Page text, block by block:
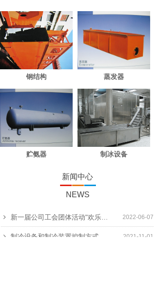
钢结构 蒸发器
贮氨器 制冰设备
新闻中心
NEWS
2022-06-07
2021-11-01